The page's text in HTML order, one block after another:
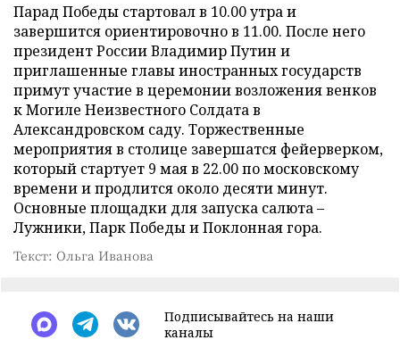
Парад Победы стартовал в 10.00 утра и
завершится ориентировочно в 11.00. После него
президент России Владимир Путин и
приглашенные главы иностранных государств
примут участие в церемонии возложения венков
к Могиле Неизвестного Солдата в
Александровском саду. Торжественные
мероприятия в столице завершатся фейерверком,
который стартует 9 мая в 22.00 по московскому
времени и продлится около десяти минут.
Основные площадки для запуска салюта –
Лужники, Парк Победы и Поклонная гора.
Текст: Ольга Иванова
Подписывайтесь на наши
каналы